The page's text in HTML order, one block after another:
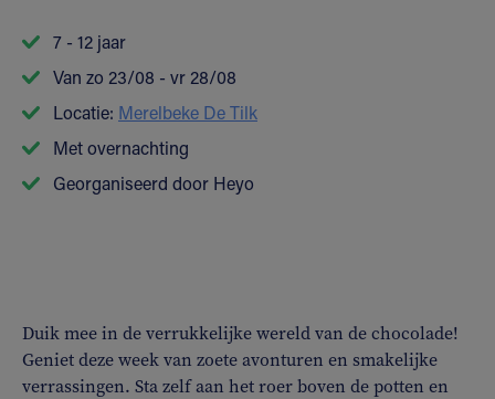
7 - 12 jaar
Van zo 23/08 - vr 28/08
Locatie: Merelbeke De Tilk
Met overnachting
Georganiseerd door Heyo
Duik mee in de verrukkelijke wereld van de chocolade!
Geniet deze week van zoete avonturen en smakelijke
verrassingen. Sta zelf aan het roer boven de potten en